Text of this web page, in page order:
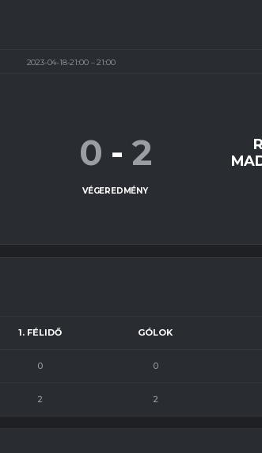
2023-04-18-21:00 21:00
0 - 2
VÉGEREDMÉNY
1. FÉLIDŐ GÓLOK
0 0
2 2